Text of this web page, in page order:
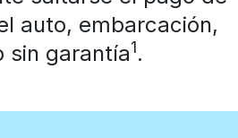
auto, embarcación,
sin garantía1.